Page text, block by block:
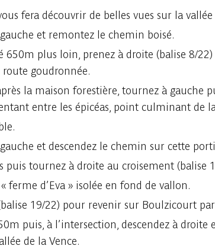
fera découvrir de belles vues sur la
et remontez le chemin boisé.
650m plus loin, prenez à droite (balise 8/
goudronnée.
la maison forestière, tournez à gauche
entre les épicéas, point culminant de
et descendez le chemin sur cette
puis tournez à droite au croisement (balise
ferme d’Eva » isolée en fond de vallon.
19/22) pour revenir sur Boulzicourt
puis, à l’intersection, descendez à droite
de la Vence.